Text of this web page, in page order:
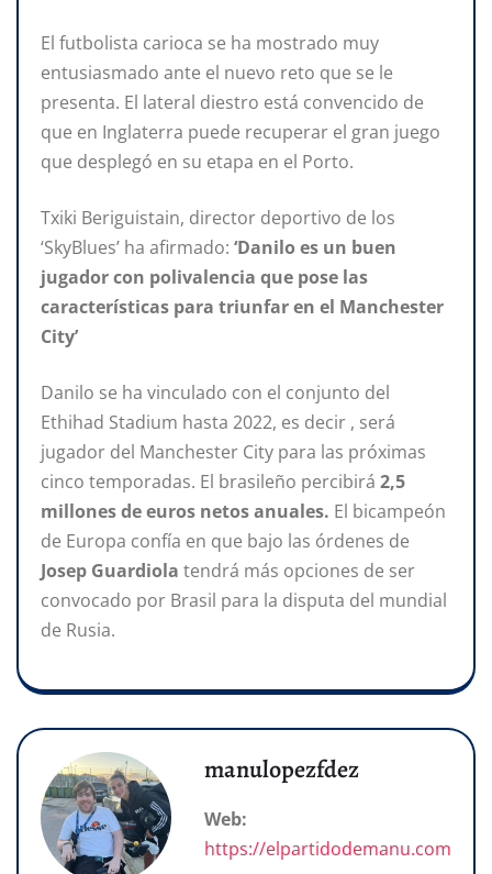
El futbolista carioca se ha mostrado muy
entusiasmado ante el nuevo reto que se le
presenta. El lateral diestro está convencido de
que en Inglaterra puede recuperar el gran juego
que desplegó en su etapa en el Porto.
Txiki Beriguistain, director deportivo de los
‘SkyBlues’ ha afirmado: ‘Danilo es un buen
jugador con polivalencia que pose las
características para triunfar en el Manchester
City’
Danilo se ha vinculado con el conjunto del
Ethihad Stadium hasta 2022, es decir , será
jugador del Manchester City para las próximas
cinco temporadas. El brasileño percibirá 2,5
millones de euros netos anuales. El bicampeón
de Europa confía en que bajo las órdenes de
Josep Guardiola tendrá más opciones de ser
convocado por Brasil para la disputa del mundial
de Rusia.
manulopezfdez
Web:
https://elpartidodemanu.com